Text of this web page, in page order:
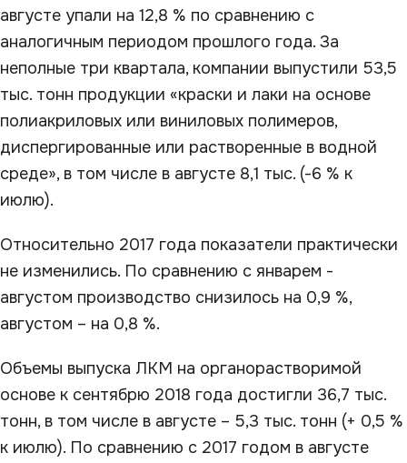
августе упали на 12,8 % по сравнению с
аналогичным периодом прошлого года. За
неполные три квартала, компании выпустили 53,5
тыс. тонн продукции «краски и лаки на основе
полиакриловых или виниловых полимеров,
диспергированные или растворенные в водной
среде», в том числе в августе 8,1 тыс. (-6 % к
июлю).
Относительно 2017 года показатели практически
не изменились. По сравнению с январем -
августом производство снизилось на 0,9 %,
августом – на 0,8 %.
Объемы выпуска ЛКМ на органорастворимой
основе к сентябрю 2018 года достигли 36,7 тыс.
тонн, в том числе в августе – 5,3 тыс. тонн (+ 0,5 %
к июлю). По сравнению с 2017 годом в августе